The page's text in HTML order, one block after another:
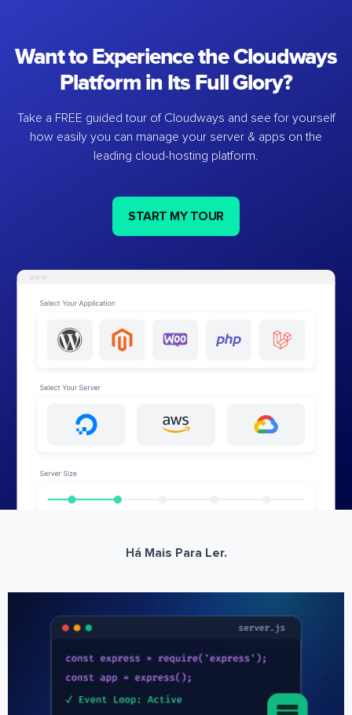
Want to Experience the Cloudways
Platform in Its Full Glory?
Take a FREE guided tour of Cloudways and see for yourself
how easily you can manage your server & apps on the
leading cloud-hosting platform.
START MY TOUR
Há Mais Para Ler.